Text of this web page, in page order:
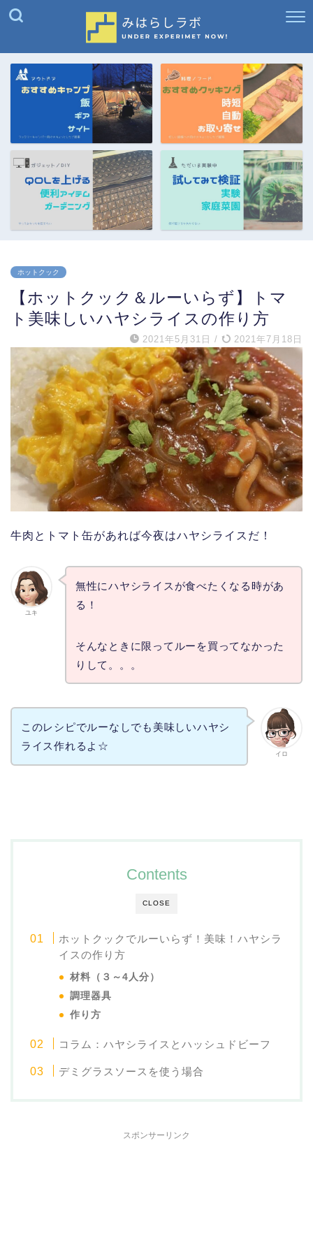
ホットクック
【ホットクック＆ルーいらず】トマ
ト美味しいハヤシライスの作り方
2021年5月31日 / 2021年7月18日
牛肉とトマト缶があれば今夜はハヤシライスだ！
ユキ
無性にハヤシライスが食べたくなる時があ
る！
そんなときに限ってルーを買ってなかった
りして。。。
イロ
このレシピでルーなしでも美味しいハヤシ
ライス作れるよ☆
CLOSE
Contents
ホットクックでルーいらず！美味！ハヤシラ
イスの作り方
材料（３～4人分）
調理器具
作り方
コラム：ハヤシライスとハッシュドビーフ
デミグラスソースを使う場合
スポンサーリンク